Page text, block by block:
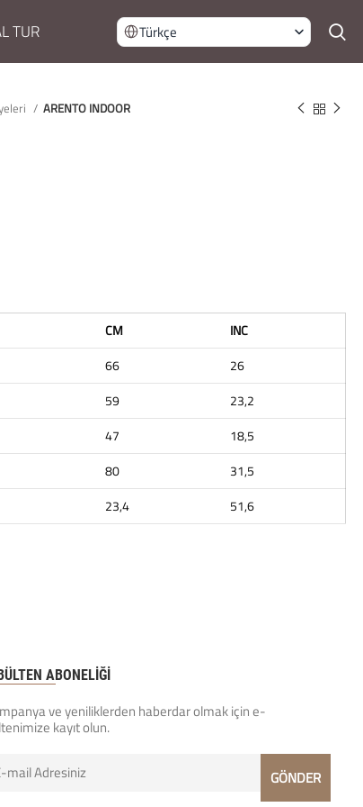
TUR Türkçe
ARENTO INDOOR
CM
INC
66
26
59
23,2
47
18,5
80
31,5
23,4 51,6
ABONELİĞİ
ve yeniliklerden haberdar olmak için e-
kayıt olun.